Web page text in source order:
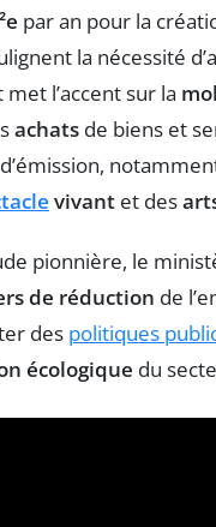
par an pour la
la nécessité
l’accent sur la
achats de biens et
vivant et des
pionnière, le
de réduction de
des politiques
écologique du